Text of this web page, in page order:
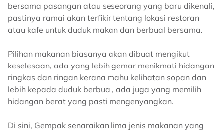
bersama pasangan atau seseorang yang baru dikenali,
pastinya ramai akan terfikir tentang lokasi restoran
atau kafe untuk duduk makan dan berbual bersama.
Pilihan makanan biasanya akan dibuat mengikut
keselesaan, ada yang lebih gemar menikmati hidangan
ringkas dan ringan kerana mahu kelihatan sopan dan
lebih kepada duduk berbual, ada juga yang memilih
hidangan berat yang pasti mengenyangkan.
Di sini, Gempak senaraikan lima jenis makanan yang